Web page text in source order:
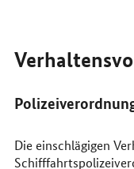
Die einschlägigen